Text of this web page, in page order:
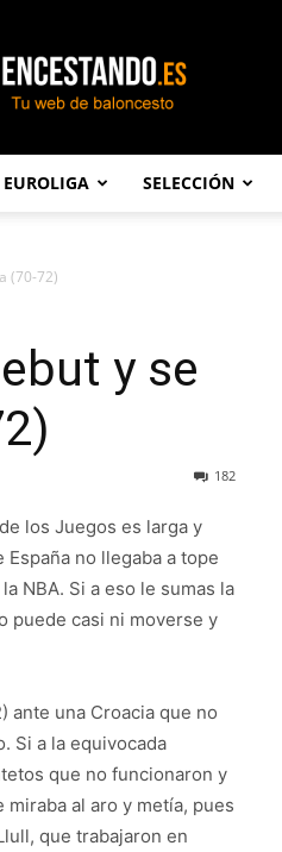
EUROLIGA SELECCIÓN
(70-72)
y se
182
los Juegos es larga y
no llegaba a tope
NBA. Si a eso le sumas la
puede casi ni moverse y
ante una Croacia que no
Si a la equivocada
que no funcionaron y
al aro y metía, pues
que trabajaron en